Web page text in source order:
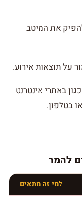
את המיטב
על תוצאות אירוע.
באתרי אינטרנט
בטלפון.
להמר
למי זה מתאים